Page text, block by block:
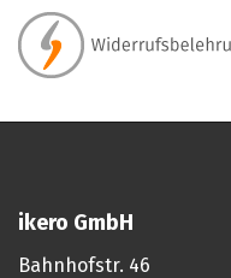
ikero GmbH
Bahnhofstr. 46